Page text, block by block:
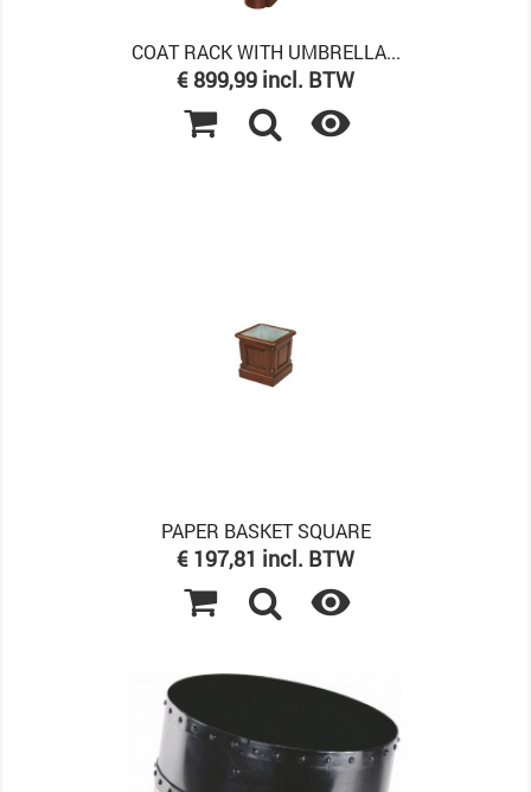
COAT RACK WITH UMBRELLA...
Prijs
€ 899,99 incl. BTW

PAPER BASKET SQUARE
Prijs
€ 197,81 incl. BTW
